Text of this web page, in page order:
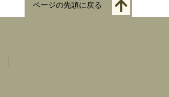
ページの先頭に戻る